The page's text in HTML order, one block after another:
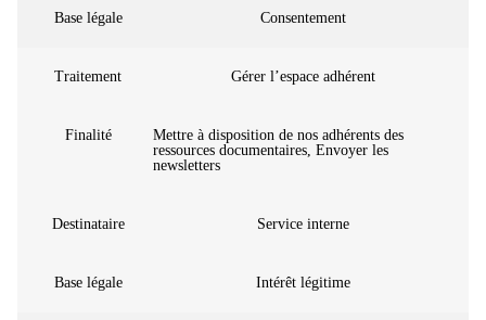
Base légale Consentement
Traitement Gérer l’espace adhérent
Finalité
Mettre à disposition de nos adhérents des
ressources documentaires, Envoyer les
newsletters
Destinataire Service interne
Base légale Intérêt légitime